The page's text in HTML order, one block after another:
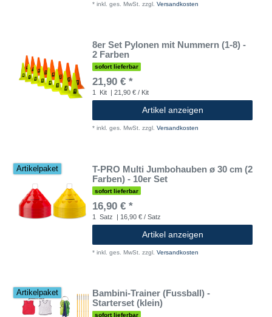
* inkl. ges. MwSt. zzgl. Versandkosten
8er Set Pylonen mit Nummern (1-8) -
2 Farben
sofort lieferbar
21,90 € *
1 Kit | 21,90 € / Kit
Artikel anzeigen
* inkl. ges. MwSt. zzgl. Versandkosten
Artikelpaket
T-PRO Multi Jumbohauben ø 30 cm (2
Farben) - 10er Set
sofort lieferbar
16,90 € *
1 Satz | 16,90 € / Satz
Artikel anzeigen
* inkl. ges. MwSt. zzgl. Versandkosten
Artikelpaket
Bambini-Trainer (Fussball) -
Starterset (klein)
sofort lieferbar